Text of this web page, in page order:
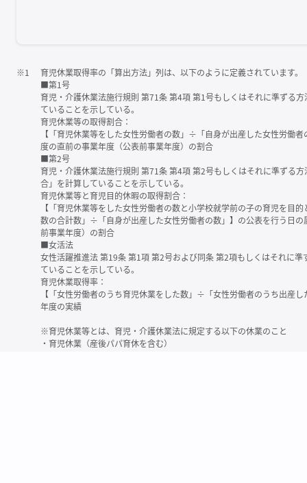
※1
育児休業取得率の「算出方法」列は、以下のように定義されています。
■第1号
育児・介護休業法施行規則 第71条 第4項 第1号もしくはそれに準ずる
ていることを示している。
育児休業等の取得割合：
【「育児休業等をした女性労働者の数」÷「自身が出産した女性労働
度の直前の事業年度（公表前事業年度）の割合
■第2号
育児・介護休業法施行規則 第71条 第4項 第2号もしくはそれに準ずる
合」を計算していることを示している。
育児休業等と育児目的休暇の取得割合：
【「育児休業等をした女性労働者の数と小学校就学前の子の育児を目
数の合計数」÷「自身が出産した女性労働者の数」】の公表を行う日
前事業年度）の割合
■女活法
女性活躍推進法 第19条 第1項 第2号および同条 第2項もしくはそれに
ていることを示している。
育児休業取得率：
【「女性労働者のうち育児休業をした数」÷「女性労働者のうち出産
年度の実績
※育児休業等とは、育児・介護休業法に規定する以下の休業のこと
・育児休業（産後パパ育休を含む）